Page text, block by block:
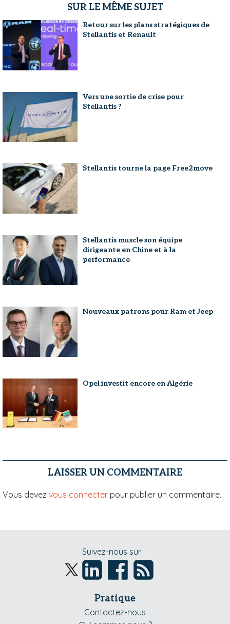
SUR LE MÊME SUJET
Retour sur les plans stratégiques de
Stellantis et Renault
Vers une sortie de crise pour
Stellantis ?
Stellantis tourne la page Free2move
Stellantis muscle son équipe
dirigeante en Chine et à la
performance
Nouveaux patrons pour Ram et Jeep
Opel investit encore en Algérie
LAISSER UN COMMENTAIRE
Vous devez vous connecter pour publier un commentaire.
Suivez-nous sur
Pratique
Contactez-nous